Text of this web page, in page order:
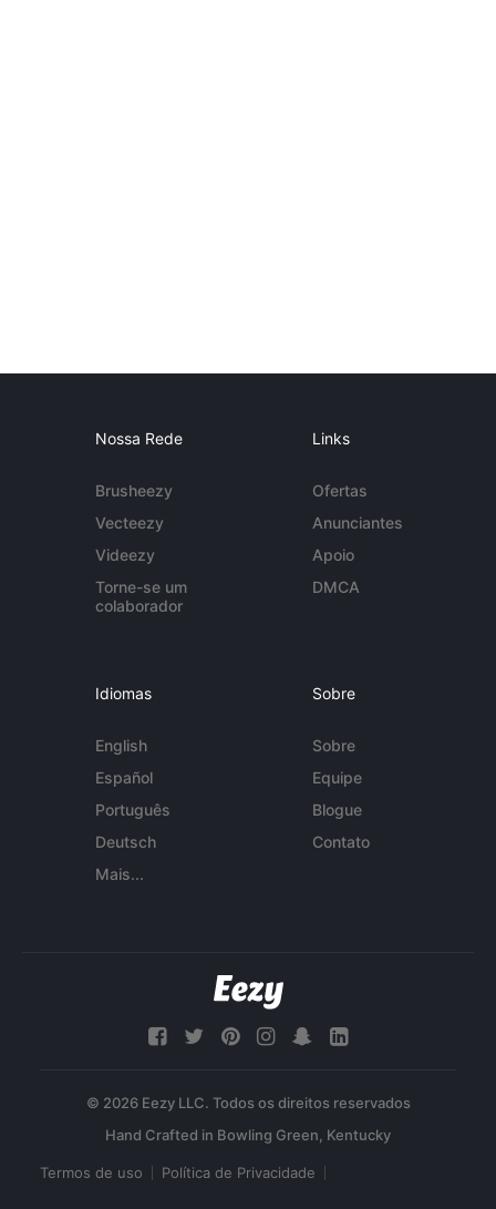
Nossa Rede
Brusheezy
Vecteezy
Videezy
Torne-se um
colaborador
Links
Ofertas
Anunciantes
Apoio
DMCA
Idiomas
English
Español
Português
Deutsch
Mais...
Sobre
Sobre
Equipe
Blogue
Contato
© 2026 Eezy LLC. Todos os direitos reservados
Termos de uso Política de Privacidade